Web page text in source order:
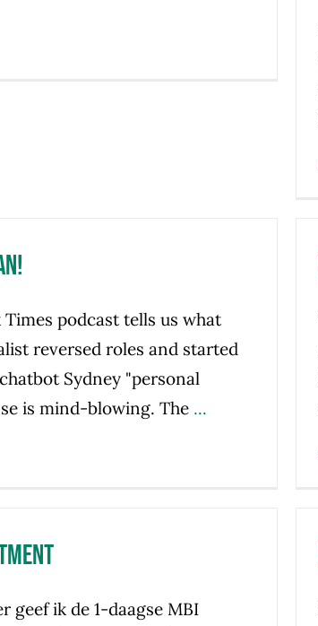
podcast tells us what
reversed roles and started
Sydney "personal
is mind-blowing. The ...
geef ik de 1-daagse MBI